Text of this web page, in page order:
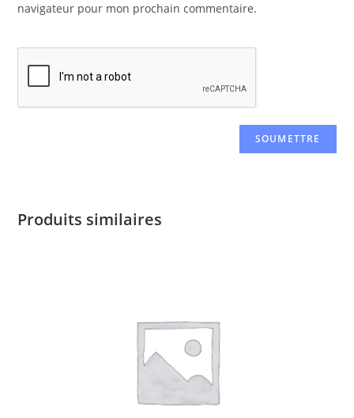
navigateur pour mon prochain commentaire.
Produits similaires